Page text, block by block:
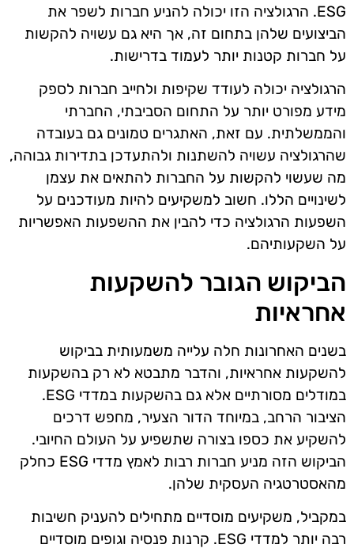
ESG. הרגולציה הזו יכולה להניע חברות לשפר את
הביצועים שלהן בתחום זה, אך היא גם עשויה להקשות
על חברות קטנות יותר לעמוד בדרישות.
הרגולציה יכולה לעודד שקיפות ולחייב חברות לספק
מידע מפורט יותר על התחום הסביבתי, החברתי
והממשלתית. עם זאת, האתגרים טמונים גם בעובדה
שהרגולציה עשויה להשתנות ולהתעדכן בתדירות גבוהה,
מה שעשוי להקשות על החברות להתאים את עצמן
לשינויים הללו. חשוב למשקיעים להיות מעודכנים על
השפעות הרגולציה כדי להבין את ההשפעות האפשריות
על השקעותיהם.
הביקוש הגובר להשקעות
אחראיות
בשנים האחרונות חלה עלייה משמעותית בביקוש
להשקעות אחראיות, והדבר מתבטא לא רק בהשקעות
במודלים מסורתיים אלא גם בהשקעות במדדי ESG.
הציבור הרחב, במיוחד הדור הצעיר, מחפש דרכים
להשקיע את כספו בצורה שתשפיע על העולם החיובי.
הביקוש הזה מניע חברות רבות לאמץ מדדי ESG כחלק
מהאסטרטגיה העסקית שלהן.
במקביל, משקיעים מוסדיים מתחילים להעניק חשיבות
רבה יותר למדדי ESG. קרנות פנסיה וגופים מוסדיים